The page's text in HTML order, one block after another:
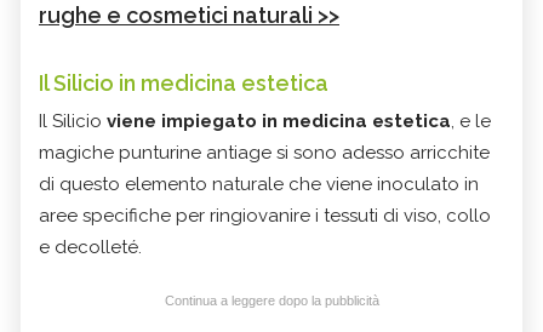
rughe e cosmetici naturali >>
Il Silicio in medicina estetica
Il Silicio viene impiegato in medicina estetica, e le
magiche punturine antiage si sono adesso arricchite
di questo elemento naturale che viene inoculato in
aree specifiche per ringiovanire i tessuti di viso, collo
e decolleté.
Continua a leggere dopo la pubblicità